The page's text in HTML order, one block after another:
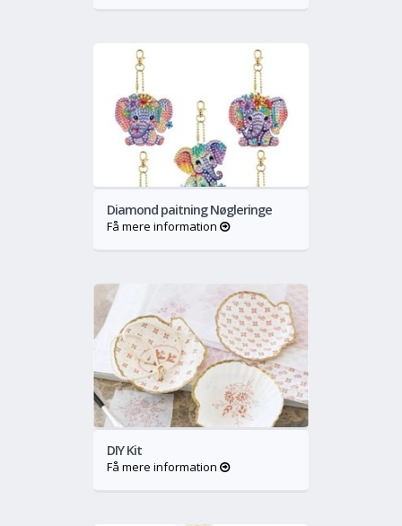
Mere
Diamond paitning Nøgleringe
Få mere information
Mere
DIY Kit
Få mere information